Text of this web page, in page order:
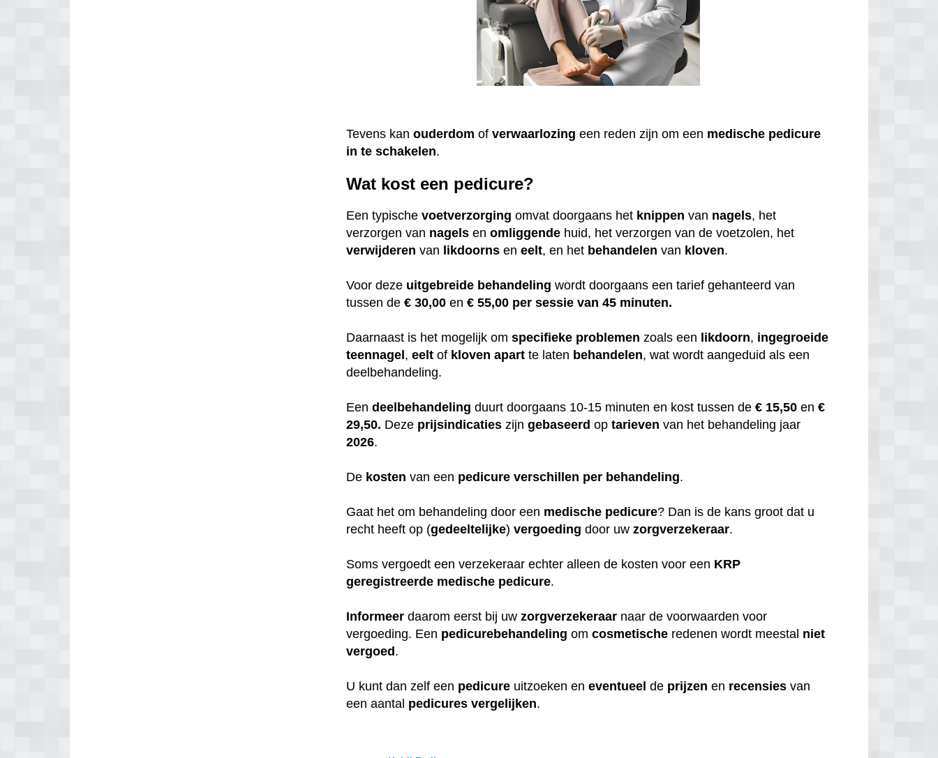
Tevens kanouderdom ofverwaarlozing een reden zijn om een medische pedicure
in te schakelen.
Wat kost een pedicure?
Een typischevoetverzorging omvat doorgaans het knippen van nagels, het
verzorgen van nagels enomliggende huid, het verzorgen van de voetzolen, het
verwijderen van likdoorns eneelt, en het behandelen van kloven.
Voor deze uitgebreide behandeling wordt doorgaans een tarief gehanteerd van
tussen de€ 30,00 en€ 55,00 per sessie van 45 minuten.
Daarnaast is het mogelijk omspecifieke problemen zoals een likdoorn, ingegroeide
teennagel ,eelt of kloven apart te laten behandelen, wat wordt aangeduid als een
deelbehandeling.
Eendeelbehandeling duurt doorgaans 10-15 minuten en kost tussen de € 15,50en€
29,50. Deze prijsindicaties zijngebaseerd optarieven van het behandeling jaar
2026.
De kosten van een pedicure verschillen per behandeling.
Gaat het om behandeling door een medische pedicure? Dan is de kans groot dat u
recht heeft op (gedeeltelijke)vergoeding door uwzorgverzekeraar.
Soms vergoedt een verzekeraar echter alleen de kosten voor een KRP
geregistreerde medische pedicure.
Informeer daarom eerst bij uwzorgverzekeraar naar de voorwaarden voor
vergoeding. Een pedicurebehandeling omcosmetische redenen wordt meestal niet
vergoed .
U kunt dan zelf een pedicure uitzoeken eneventueel de prijzen en recensies van
een aantal pedicures vergelijken.